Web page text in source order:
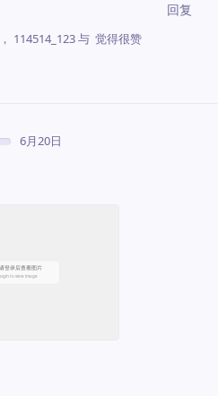
回复
， 114514_123与 觉得很赞
6月20日